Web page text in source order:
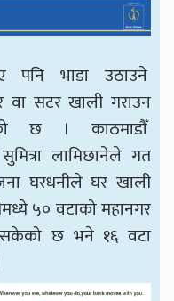
पनि भाडा उठाउने
सटर खाली गराउन
छ । काठमाडौँ
लामिछानेले गत
घरधनीले घर खाली
५० वटाको महानगर
छ भने १६ वटा